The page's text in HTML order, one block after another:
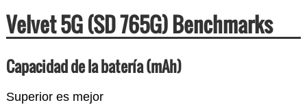
Velvet 5G (SD 765G) Benchmarks
Capacidad de la batería (mAh)
Superior es mejor